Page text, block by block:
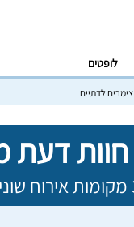
לופטים
צימרים לדתיים